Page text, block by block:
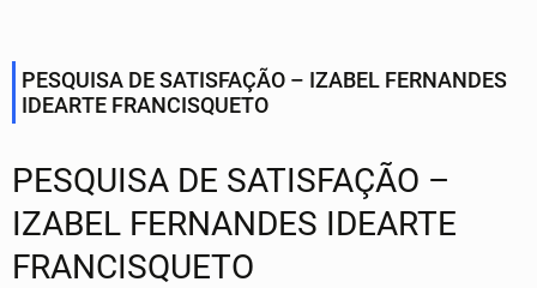
PESQUISA DE SATISFAÇÃO – IZABEL FERNANDES
IDEARTE FRANCISQUETO
PESQUISA DE SATISFAÇÃO –
IZABEL FERNANDES IDEARTE
FRANCISQUETO